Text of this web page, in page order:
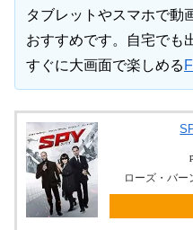
タブレットやスマホで動
おすすめです。自宅でも
すぐに大画面で楽しめる
ローズ・バ